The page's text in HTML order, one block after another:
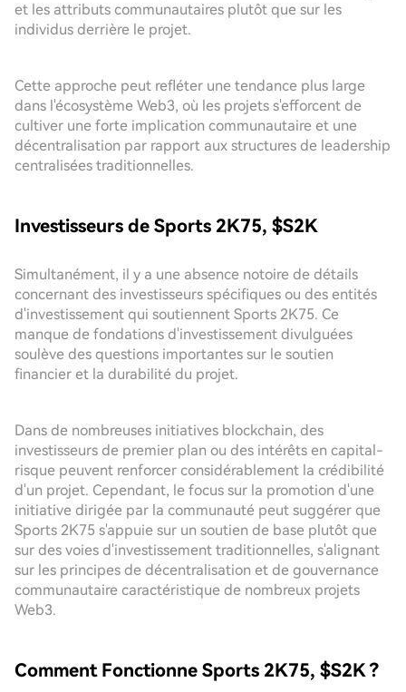
et les attributs communautaires plutôt que sur les
individus derrière le projet.
Cette approche peut refléter une tendance plus large
dans l'écosystème Web3, où les projets s'efforcent de
cultiver une forte implication communautaire et une
décentralisation par rapport aux structures de leadership
centralisées traditionnelles.
Investisseurs de Sports 2K75, $S2K
Simultanément, il y a une absence notoire de détails
concernant des investisseurs spécifiques ou des entités
d'investissement qui soutiennent Sports 2K75. Ce
manque de fondations d'investissement divulguées
soulève des questions importantes sur le soutien
financier et la durabilité du projet.
Dans de nombreuses initiatives blockchain, des
investisseurs de premier plan ou des intérêts en capital-
risque peuvent renforcer considérablement la crédibilité
d'un projet. Cependant, le focus sur la promotion d'une
initiative dirigée par la communauté peut suggérer que
Sports 2K75 s'appuie sur un soutien de base plutôt que
sur des voies d'investissement traditionnelles, s'alignant
sur les principes de décentralisation et de gouvernance
communautaire caractéristique de nombreux projets
Web3.
Comment Fonctionne Sports 2K75, $S2K ?